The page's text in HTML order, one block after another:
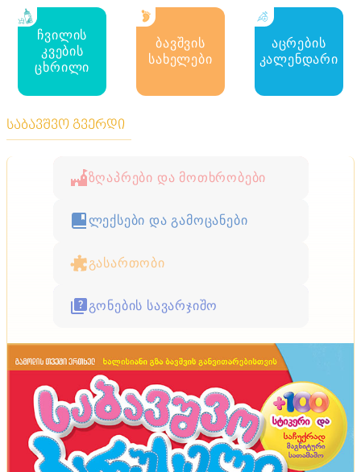
ჩვილის
კვების
ცხრილი
ბავშვის
სახელები
აცრების
კალენდარი
საბავშვო გვერდი
ზღაპრები და მოთხრობები
ლექსები და გამოცანები
გასართობი
გონების სავარჯიშო